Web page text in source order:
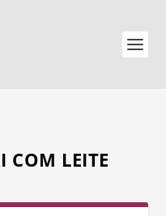
COM LEITE